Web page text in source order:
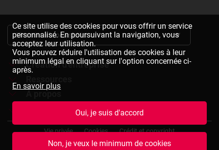
Ce site utilise des cookies pour vous offrir un service
personnalisé. En poursuivant la navigation, vous
acceptez leur utilisation.
Vous pouvez réduire l'utilisation des cookies à leur
minimum légal en cliquant sur l'option concernée ci-
après.
En savoir plus
Oui, je suis d'accord
Non, je veux le minimum de cookies
S'inscrire à la newsletter
Création d'entreprise
Formations à la création d'entreprise
Chèques formation à la création d'entreprise
Bulletin d'inscription à télécharger
Le centre IFAPME Liège-Huy-Verviers
Devenir formateur
Pied
Vie privée Cookies Crédit et copyright